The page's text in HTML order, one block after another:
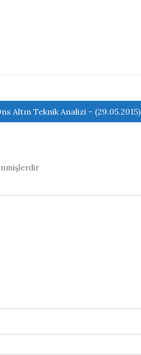
Altın Teknik Analizi – (29.05.2015)